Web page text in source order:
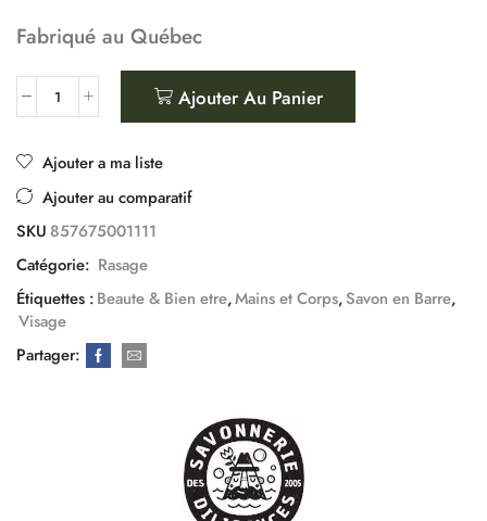
Fabriqué au Québec
Ajouter Au Panier
Ajouter a ma liste
Ajouter au comparatif
SKU 857675001111
Catégorie: Rasage
Étiquettes :Beaute & Bien etre,Mains et Corps,Savon en Barre,
Visage
Partager: